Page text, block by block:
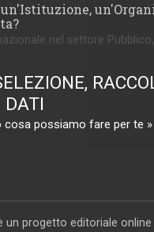
nel settore
cosa possiamo fare per te »
un progetto editoriale